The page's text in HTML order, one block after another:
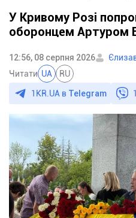
У Кривому Розі
оборонцем Артуром
12:56, 08 серпня 2026
Читати UA RU
1KR.UA в Telegram